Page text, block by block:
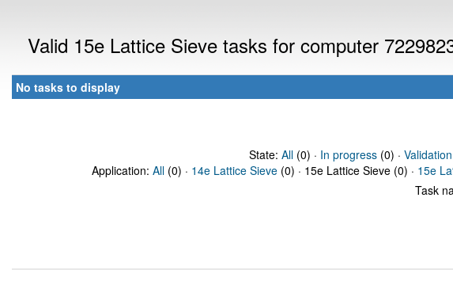
Valid 15e Lattice Sieve tasks for computer
No tasks to display
State: All(0) · In progress(0) ·
Application: All (0) · 14e Lattice Sieve (0) · 15e Lattice Sieve (0) · 15e
Task